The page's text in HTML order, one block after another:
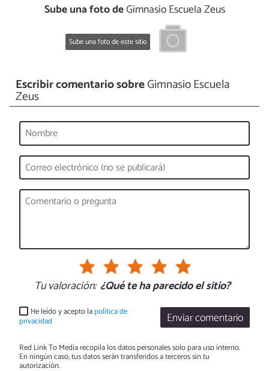
Sube una foto deGimnasio Escuela Zeus
Sube una foto de este sitio
Escribir comentario sobreGimnasio Escuela
Zeus
Tu valoración: ¿Qué te ha parecido el sitio?
Enviar comentario
He leído y acepto lapolítica de
privacidad
Red Link To Media recopila los datos personales solo para uso interno.
En ningún caso, tus datos serán transferidos a terceros sin tu
autorización.